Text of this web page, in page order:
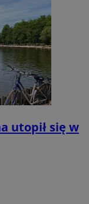
utopił się w